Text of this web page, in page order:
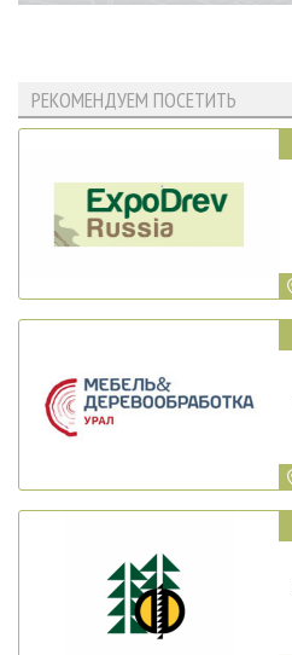
РЕКОМЕНДУЕМ ПОСЕТИТЬ